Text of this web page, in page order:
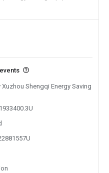
Shengqi Energy Saving